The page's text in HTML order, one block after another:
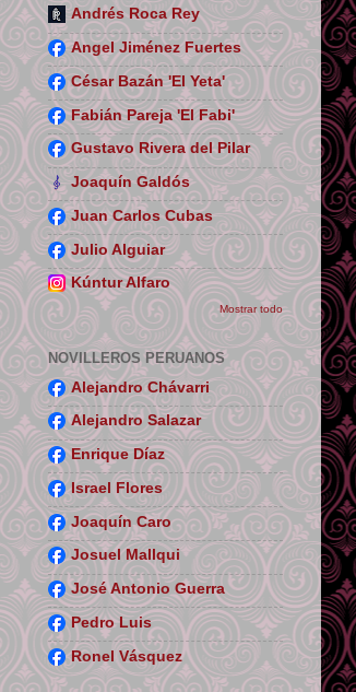
Andrés Roca Rey
Angel Jiménez Fuertes
César Bazán 'El Yeta'
Fabián Pareja 'El Fabi'
Gustavo Rivera del Pilar
Joaquín Galdós
Juan Carlos Cubas
Julio Alguiar
Kúntur Alfaro
Mostrar todo
NOVILLEROS PERUANOS
Alejandro Chávarri
Alejandro Salazar
Enrique Díaz
Israel Flores
Joaquín Caro
Josuel Mallqui
José Antonio Guerra
Pedro Luis
Ronel Vásquez